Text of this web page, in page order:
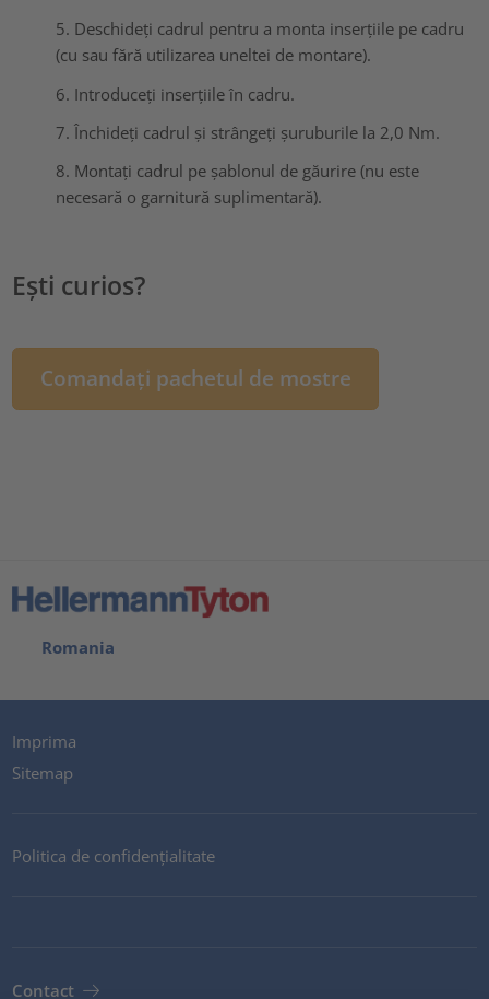
5. Deschideți cadrul pentru a monta inserțiile pe cadru
(cu sau fără utilizarea uneltei de montare).
6. Introduceți inserțiile în cadru.
7. Închideți cadrul și strângeți șuruburile la 2,0 Nm.
8. Montați cadrul pe șablonul de găurire (nu este
necesară o garnitură suplimentară).
Ești curios?
Comandați pachetul de mostre
Romania
Imprima
Sitemap
Politica de confidențialitate
Contact